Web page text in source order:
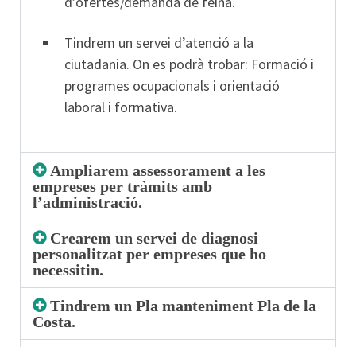
Tindrem un servei d’atenció a la
ciutadania. On es podrà trobar: Formació i
programes ocupacionals i orientació
laboral i formativa.
Ampliarem assessorament a les
empreses per tràmits amb
l’administració.
Crearem un servei de diagnosi
personalitzat per empreses que ho
necessitin.
Tindrem un Pla manteniment Pla de la
Costa.